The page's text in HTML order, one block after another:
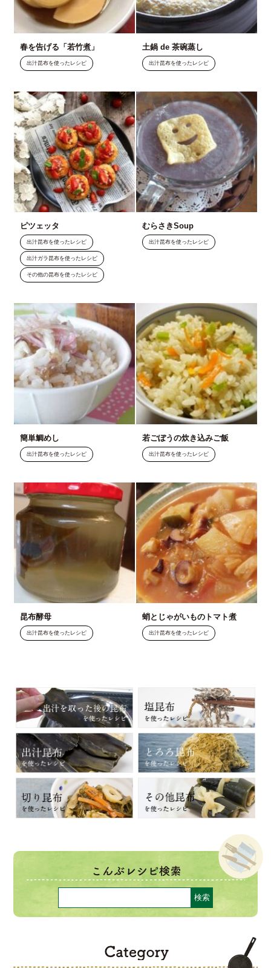
春を告げる「若竹煮」
出汁昆布を使ったレシピ
土鍋 de 茶碗蒸し
出汁昆布を使ったレシピ
ピツェッタ
出汁昆布を使ったレシピ
出汁ガラ昆布を使ったレシピ
その他の昆布を使ったレシピ
むらさきSoup
出汁昆布を使ったレシピ
簡単鯛めし
出汁昆布を使ったレシピ
若ごぼうの炊き込みご飯
出汁昆布を使ったレシピ
昆布酵母
出汁昆布を使ったレシピ
蛸とじゃがいものトマト煮
出汁昆布を使ったレシピ